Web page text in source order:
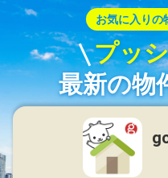
お気に入りの
プッ
最新の物